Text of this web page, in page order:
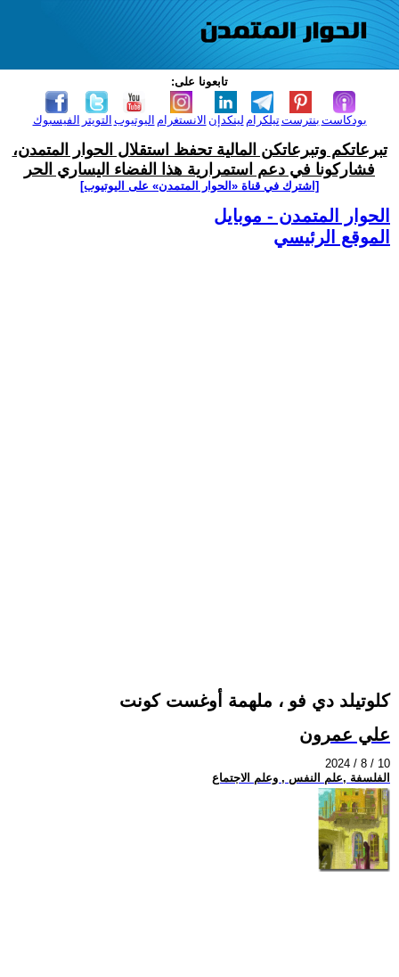
تابعونا على:
الفيسبوك التويتر اليوتيوب الانستغرام لينكدإن تيلكرامبنترست بودكاست
تبرعاتكم وتبرعاتكن المالية تحفظ استقلال الحوار المتمدن،
فشاركونا في دعم استمرارية هذا الفضاء اليساري الحر
[اشترك في قناة ‫«الحوار المتمدن» على اليوتيوب]
الحوار المتمدن - موبايل
الموقع الرئيسي
كلوتيلد دي فو ، ملهمة أوغست كونت
علي عمرون
2024 / 8 / 10
الفلسفة ,علم النفس , وعلم الاجتماع